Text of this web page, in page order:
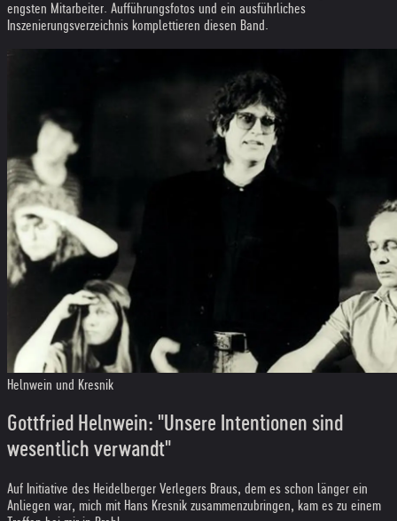
engsten Mitarbeiter. Aufführungsfotos und ein ausführliches
Inszenierungsverzeichnis komplettieren diesen Band.
Helnwein und Kresnik
Gottfried Helnwein: "Unsere Intentionen sind
wesentlich verwandt"
Auf Initiative des Heidelberger Verlegers Braus, dem es schon länger ein
Anliegen war, mich mit Hans Kresnik zusammenzubringen, kam es zu einem